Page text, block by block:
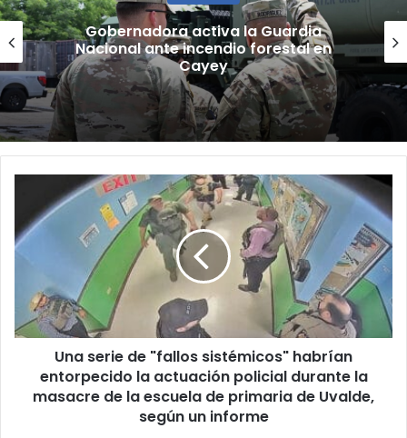
“Camisa hecha a la medida”:
Planificador cuestiona aprobación
de consulta de ubicación de Esencia
de
"fallos
sistémicos"
entorpecido
actuación
durante
Una serie de "fallos sistémicos" habrían
entorpecido la actuación policial durante la
masacre de la escuela de primaria de Uvalde,
según un informe